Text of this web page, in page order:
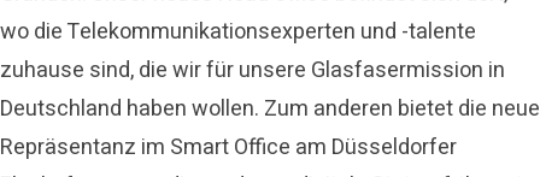
wo die Telekommunikationsexperten und -talente
zuhause sind, die wir für unsere Glasfasermission in
Deutschland haben wollen. Zum anderen bietet die neue
Repräsentanz im Smart Office am Düsseldorfer